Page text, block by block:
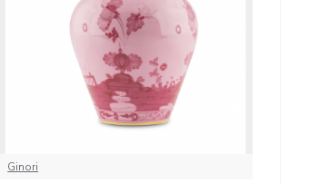
Ginori